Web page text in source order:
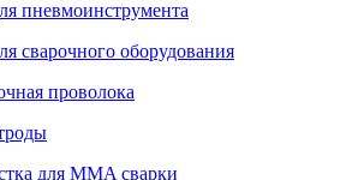
пневмоинструмента
сварочного оборудования
проволока
для MMA сварки